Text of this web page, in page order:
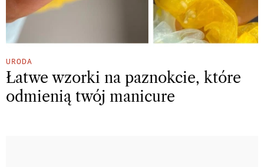
URODA
Łatwe wzorki na paznokcie, które
odmienią twój manicure